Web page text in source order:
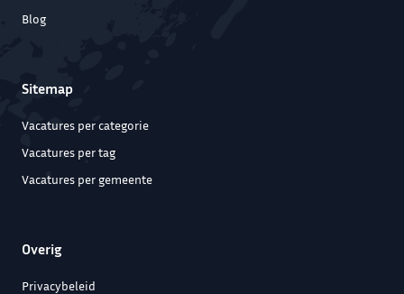
Blog
Sitemap
Vacatures per categorie
Vacatures per tag
Vacatures per gemeente
Overig
Privacybeleid